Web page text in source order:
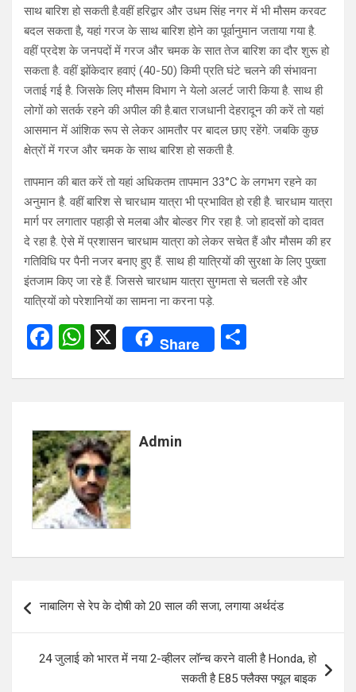
साथ बारिश हो सकती है.वहीं हरिद्वार और उधम सिंह नगर में भी मौसम करवट
बदल सकता है, यहां गरज के साथ बारिश होने का पूर्वानुमान जताया गया है.
वहीं प्रदेश के जनपदों में गरज और चमक के सात तेज बारिश का दौर शुरू हो
सकता है. वहीं झोंकेदार हवाएं (40-50) किमी प्रति घंटे चलने की संभावना
जताई गई है. जिसके लिए मौसम विभाग ने येलो अलर्ट जारी किया है. साथ ही
लोगों को सतर्क रहने की अपील की है.बात राजधानी देहरादून की करें तो यहां
आसमान में आंशिक रूप से लेकर आमतौर पर बादल छाए रहेंगे. जबकि कुछ
क्षेत्रों में गरज और चमक के साथ बारिश हो सकती है.
तापमान की बात करें तो यहां अधिकतम तापमान 33°C के लगभग रहने का
अनुमान है. वहीं बारिश से चारधाम यात्रा भी प्रभावित हो रही है. चारधाम यात्रा
मार्ग पर लगातार पहाड़ी से मलबा और बोल्डर गिर रहा है. जो हादसों को दावत
दे रहा है. ऐसे में प्रशासन चारधाम यात्रा को लेकर सचेत हैं और मौसम की हर
गतिविधि पर पैनी नजर बनाए हुए हैं. साथ ही यात्रियों की सुरक्षा के लिए पुख्ता
इंतजाम किए जा रहे हैं. जिससे चारधाम यात्रा सुगमता से चलती रहे और
यात्रियों को परेशानियों का सामना ना करना पड़े.
F
ce
o
o
k
W
at
A
p
p
X Share
ar
Admin
navigation
नाबालिग से रेप के दोषी को 20 साल की सजा, लगाया अर्थदंड
24 जुलाई को भारत में नया 2-व्हीलर लॉन्च करने वाली है Honda, हो
सकती है E85 फ्लैक्स फ्यूल बाइक